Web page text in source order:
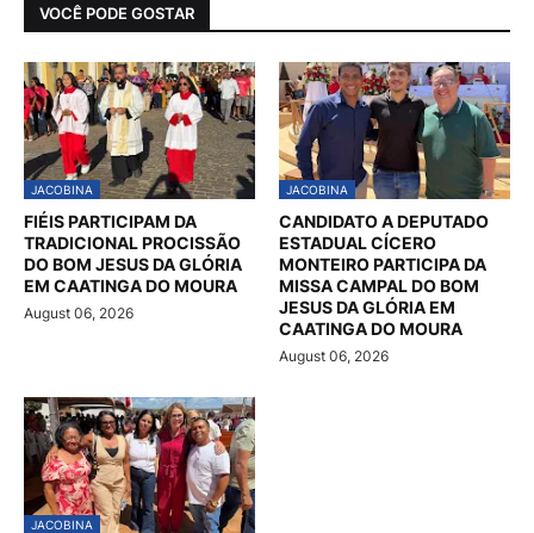
VOCÊ PODE GOSTAR
JACOBINA
FIÉIS PARTICIPAM DA
TRADICIONAL PROCISSÃO
DO BOM JESUS DA GLÓRIA
EM CAATINGA DO MOURA
August 06, 2026
JACOBINA
CANDIDATO A DEPUTADO
ESTADUAL CÍCERO
MONTEIRO PARTICIPA DA
MISSA CAMPAL DO BOM
JESUS DA GLÓRIA EM
CAATINGA DO MOURA
August 06, 2026
JACOBINA